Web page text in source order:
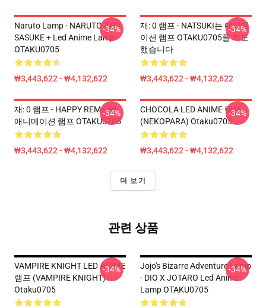
Naruto Lamp - NARUTO AND
SASUKE + Led Anime Lamp
OTAKU0705
₩3,443,622 - ₩4,132,622
-34%
재: 0 램프 - NATSUKI는 애니메
이션 램프 OTAKU0705를 지도
했습니다
₩3,443,622 - ₩4,132,622
-34%
재: 0 램프 - HAPPY REM Led
애니메이션 램프 OTAKU0705
₩3,443,622 - ₩4,132,622
-34%
CHOCOLA LED ANIME 램프
(NEKOPARA) Otaku0705
₩3,443,622 - ₩4,132,622
-34%
더 보기
관련 상품
VAMPIRE KNIGHT LED ANIME
램프 (VAMPIRE KNIGHT)
Otaku0705
-34%
Jojo's Bizarre Adventure Lamp
- DIO X JOTARO Led Anime
Lamp OTAKU0705
-34%